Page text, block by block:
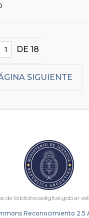
DE 18
SIGUIENTE
de bibliotecadigital.gob.ar
Reconocimiento 2.5